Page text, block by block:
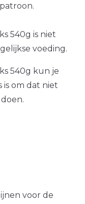
540g is niet
voeding.
540g kun je
is om dat niet
voor de